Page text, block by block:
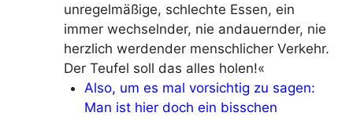
unregelmäßige, schlechte Essen, ein
immer wechselnder, nie andauernder, nie
herzlich werdender menschlicher Verkehr.
Der Teufel soll das alles holen!«
Also, um es mal vorsichtig zu sagen:
Man ist hier doch ein bisschen